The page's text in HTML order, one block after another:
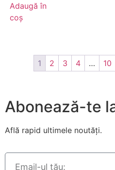
Adaugă în
coș
1 2 3 4 … 10
Abonează-te
Află rapid ultimele noutăți.